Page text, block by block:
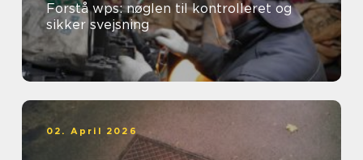
Forstå wps: nøglen til kontrolleret og
sikker svejsning
02. April 2026